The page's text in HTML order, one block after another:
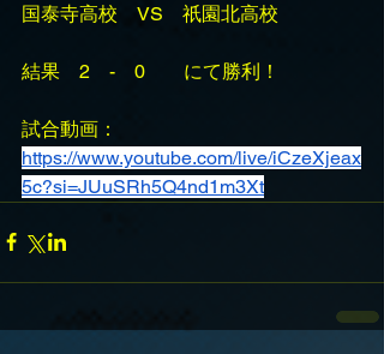
国泰寺高校　VS　祇園北高校
結果　2　-　0　　にて勝利！
試合動画：
https://www.youtube.com/live/iCzeXjeax
5c?si=JUuSRh5Q4nd1m3Xt